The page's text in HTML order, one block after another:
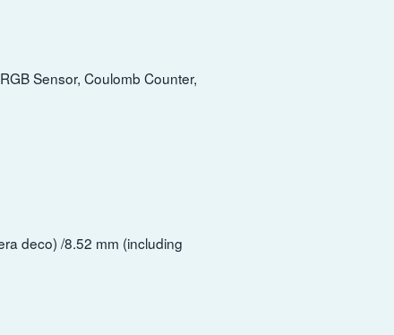
Sensor, Coulomb Counter,
deco) /8.52 mm (including